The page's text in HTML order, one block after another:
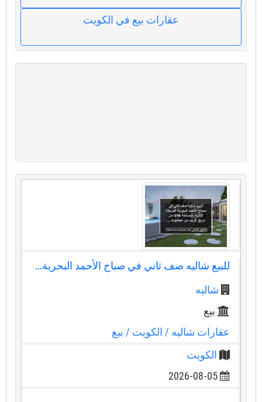
عقارات بيع في الكويت
للبيع شاليه صف ثاني في صباح الأحمد البحرية...
شاليه
بيع
عقارات شاليه/ الكويت/ بيع
الكويت
2026-08-05